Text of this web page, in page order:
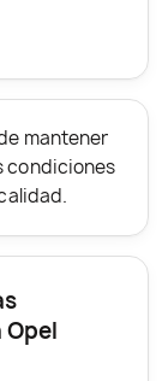
mantener
condiciones